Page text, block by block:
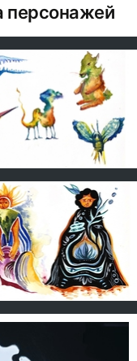
персонажей